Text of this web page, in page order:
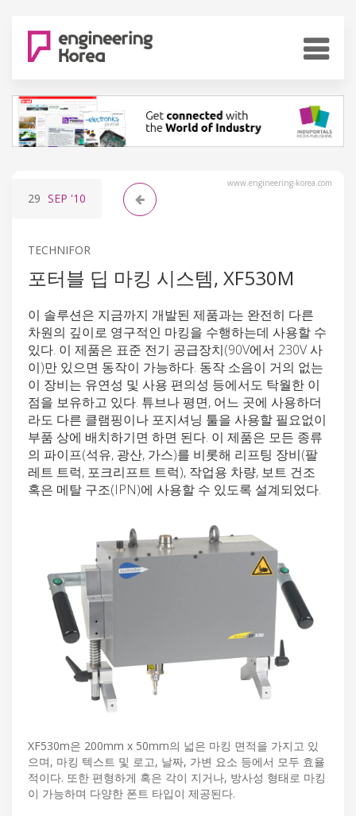
www.engineering-korea.com
29 SEP '10
TECHNIFOR
포터블 딥 마킹 시스템, XF530M
이 솔루션은 지금까지 개발된 제품과는 완전히 다른
차원의 깊이로 영구적인 마킹을 수행하는데 사용할 수
있다. 이 제품은 표준 전기 공급장치(90V에서 230V 사
이)만 있으면 동작이 가능하다. 동작 소음이 거의 없는
이 장비는 유연성 및 사용 편의성 등에서도 탁월한 이
점을 보유하고 있다. 튜브나 평면, 어느 곳에 사용하더
라도 다른 클램핑이나 포지셔닝 툴을 사용할 필요없이
부품 상에 배치하기면 하면 된다. 이 제품은 모든 종류
의 파이프(석유, 광산, 가스)를 비롯해 리프팅 장비(팔
레트 트럭, 포크리프트 트럭), 작업용 차량, 보트 건조
혹은 메탈 구조(IPN)에 사용할 수 있도록 설계되었다.
XF530m은 200mm x 50mm의 넓은 마킹 면적을 가지고 있
으며, 마킹 텍스트 및 로고, 날짜, 가변 요소 등에서 모두 효율
적이다. 또한 편형하게 혹은 각이 지거나, 방사성 형태로 마킹
이 가능하며 다양한 폰트 타입이 제공된다.